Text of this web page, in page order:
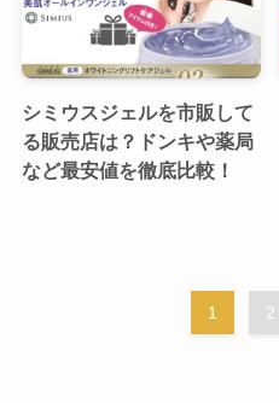
シミウスジェルを市販して
る販売店は？ドンキや薬局
など最安値を徹底比較！
1 2